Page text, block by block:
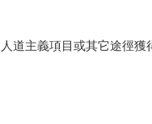
道主義項目或其它途徑獲